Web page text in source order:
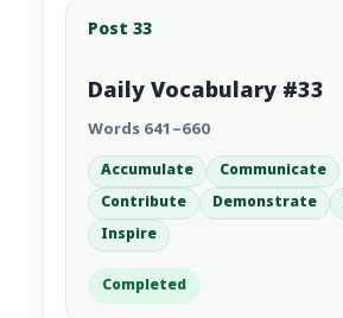
Post 33
Daily Vocabulary #33
Words 641–660
Accumulate
Communicate
Contribute
Demonstrate
Inspire
Completed